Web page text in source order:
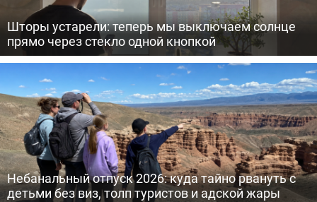
Шторы устарели: теперь мы выключаем солнце
прямо через стекло одной кнопкой
Небанальный отпуск 2026: куда тайно рвануть с
детьми без виз, толп туристов и адской жары